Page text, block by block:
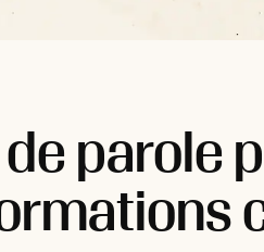
parole